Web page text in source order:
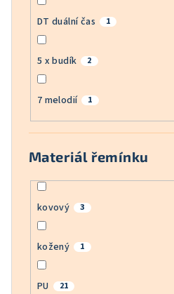
DT duální čas 1
5 x budík 2
7 melodií 1
Materiál řemínku
kovový 3
kožený 1
PU 21